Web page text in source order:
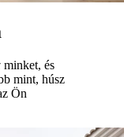
minket, és
mint, húsz
Ön